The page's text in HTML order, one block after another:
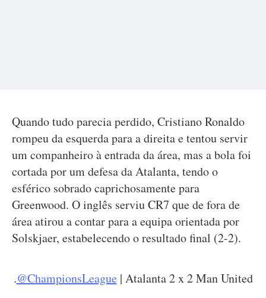
Quando tudo parecia perdido, Cristiano Ronaldo
rompeu da esquerda para a direita e tentou servir
um companheiro à entrada da área, mas a bola foi
cortada por um defesa da Atalanta, tendo o
esférico sobrado caprichosamente para
Greenwood. O inglês serviu CR7 que de fora de
área atirou a contar para a equipa orientada por
Solskjaer, estabelecendo o resultado final (2-2).
.@ChampionsLeague | Atalanta 2 x 2 Man United